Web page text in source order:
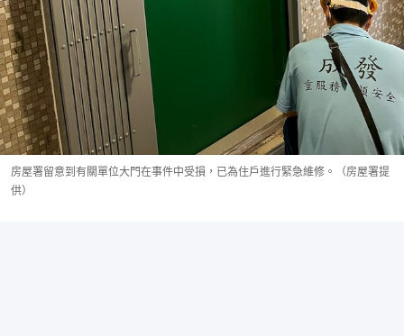
房屋署留意到有關單位大門在事件中受損，已為住戶進行緊急維修。（房屋署提
供）